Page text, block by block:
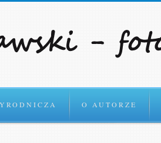
O AUTORZE